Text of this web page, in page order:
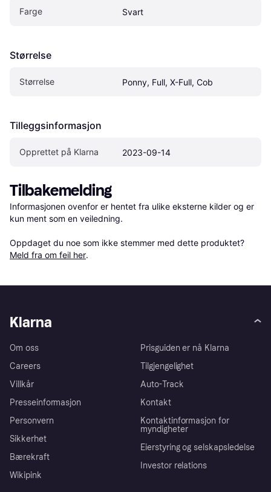
Farge Svart
Størrelse
Størrelse Ponny, Full, X-Full, Cob
Tilleggsinformasjon
Opprettet på Klarna 2023-09-14
Tilbakemelding
Informasjonen ovenfor er hentet fra ulike eksterne kilder og er
kun ment som en veiledning.
Oppdaget du noe som ikke stemmer med dette produktet?
Meld fra om feil her.
Klarna
Om oss
Careers
Villkår
Presseinformasjon
Personvern
Sikkerhet
Bærekraft
Wikipink
Prisguiden er nå Klarna
Tilgjengelighet
Auto-Track
Kontakt
Kontaktinformasjon for
myndigheter
Eierstyring og selskapsledelse
Investor relations